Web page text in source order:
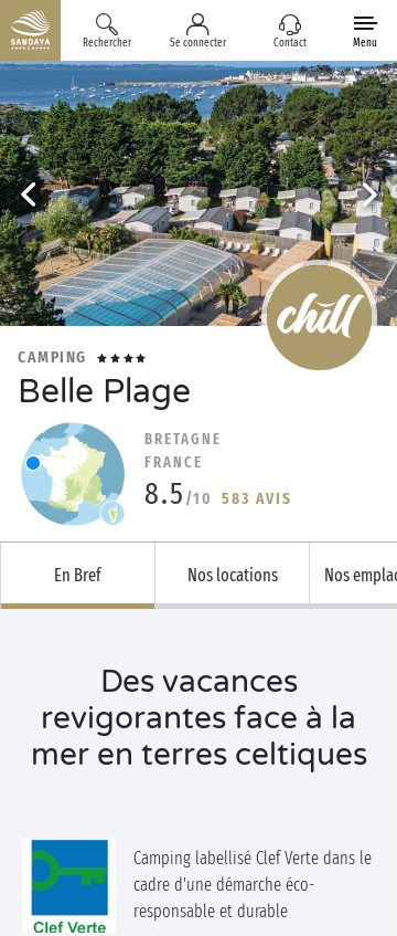
Rechercher Se connecter Contact Menu
CAMPING
Belle Plage
BRETAGNE
FRANCE
8.5 /10 583 AVIS
En Bref Nos locations Nos
Des vacances
revigorantes face à la
mer en terres celtiques
Camping labellisé Clef Verte dans le
cadre d'une démarche éco-
responsable et durable